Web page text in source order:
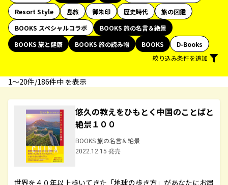
Resort Style
島旅 御朱印 歴史時代
旅の図鑑
BOOKS スペシャルコラボ
BOOKS 旅の名言＆絶景
BOOKS 旅と健康
BOOKS 旅の読み物 BOOKS
D-Books
絞り込み条件を追加
1〜20件/186件中 を表示
悠久の教えをひもとく中国のことばと
絶景１００
BOOKS 旅の名言＆絶景
2022.12.15 発売
世界を４０年以上歩いてきた「地球の歩き方」があなたにお届